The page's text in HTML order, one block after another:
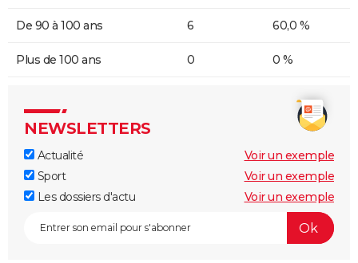
De 90 à 100 ans 6 60,0 %
Plus de 100 ans 0 0 %
NEWSLETTERS
Actualité
Voir un exemple
Sport
Voir un exemple
Les dossiers d'actu
Voir un exemple